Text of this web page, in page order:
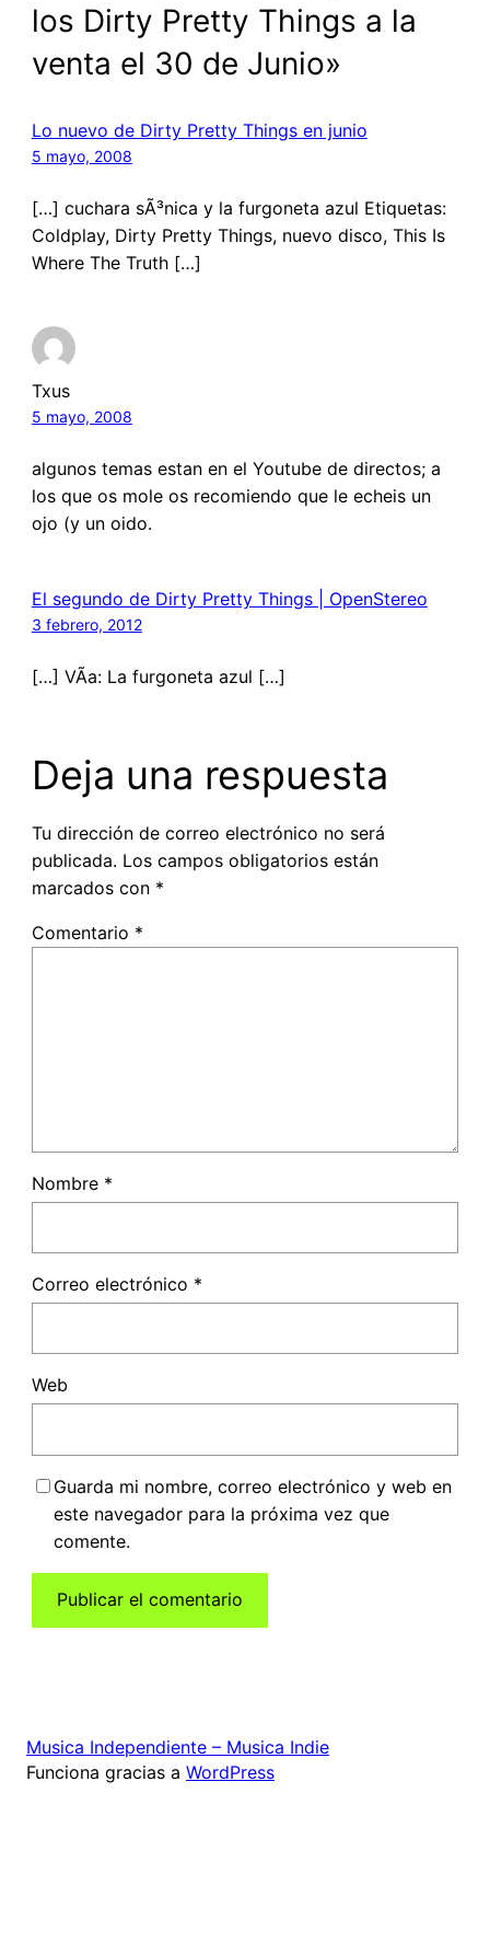
los Dirty Pretty Things a la
venta el 30 de Junio»
Lo nuevo de Dirty Pretty Things en junio
5 mayo, 2008
[…] cuchara sÃ³nica y la furgoneta azul Etiquetas:
Coldplay, Dirty Pretty Things, nuevo disco, This Is
Where The Truth […]
Txus
5 mayo, 2008
algunos temas estan en el Youtube de directos; a
los que os mole os recomiendo que le echeis un
ojo (y un oido.
El segundo de Dirty Pretty Things | OpenStereo
3 febrero, 2012
[…] VÃ­a: La furgoneta azul […]
Deja una respuesta
Tu dirección de correo electrónico no será
publicada. Los campos obligatorios están
marcados con *
Comentario *
Nombre *
Correo electrónico *
Web
Guarda mi nombre, correo electrónico y web en
este navegador para la próxima vez que
comente.
Musica Independiente – Musica Indie
Funciona gracias a WordPress